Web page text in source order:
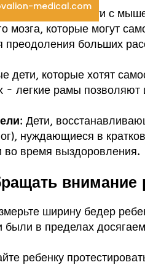
(6-12 лет): Дети с
мозга, которые могут
преодоления больших
дети, которые хотят
- легкие рамы позволяют
: Дети,
нуждающиеся в
во время выздоровления.
внимание
ширину бедер
были в пределах
ребенку
medical.com